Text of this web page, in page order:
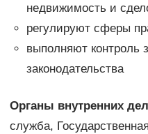
недвижимость и
регулируют сферы
выполняют контроль
законодательства
Органы внутренних дел
служба,